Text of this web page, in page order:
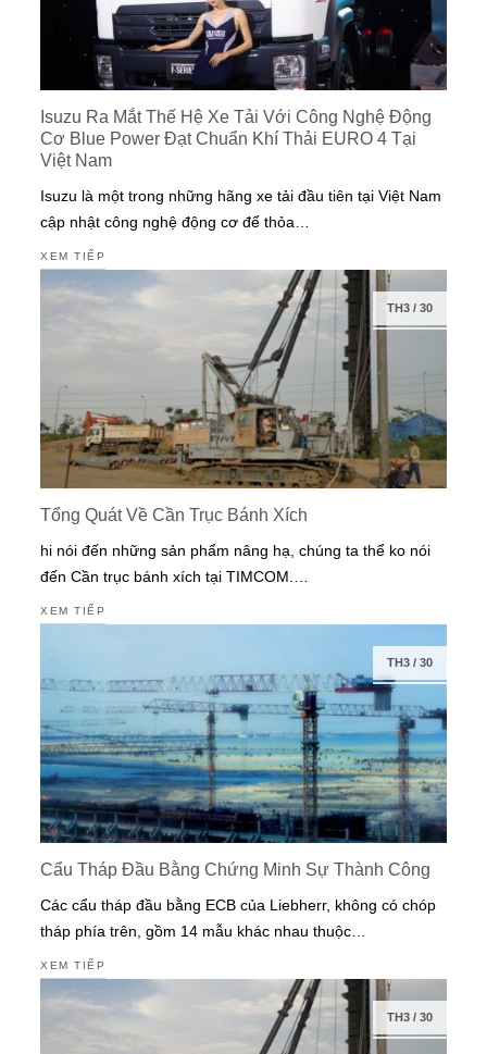
Isuzu Ra Mắt Thế Hệ Xe Tải Với Công Nghệ Động
Cơ Blue Power Đạt Chuẩn Khí Thải EURO 4 Tại
Việt Nam
Isuzu là một trong những hãng xe tải đầu tiên tại Việt Nam
cập nhật công nghệ động cơ để thỏa…
XEM TIẾP
TH3/ 30
Tổng Quát Về Cần Trục Bánh Xích
hi nói đến những sản phẩm nâng hạ, chúng ta thể ko nói
đến Cần trục bánh xích tại TIMCOM.…
XEM TIẾP
TH3/ 30
Cẩu Tháp Đầu Bằng Chứng Minh Sự Thành Công
Các cẩu tháp đầu bằng ECB của Liebherr, không có chóp
tháp phía trên, gồm 14 mẫu khác nhau thuộc…
XEM TIẾP
TH3/ 30